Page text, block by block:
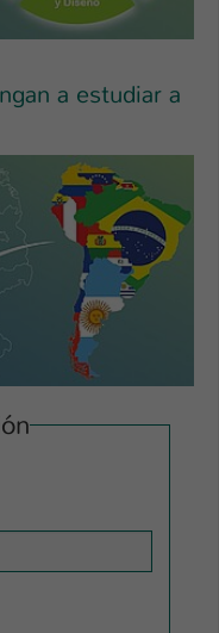
a estudiar a
Webseite mit, ob
besitzt diese